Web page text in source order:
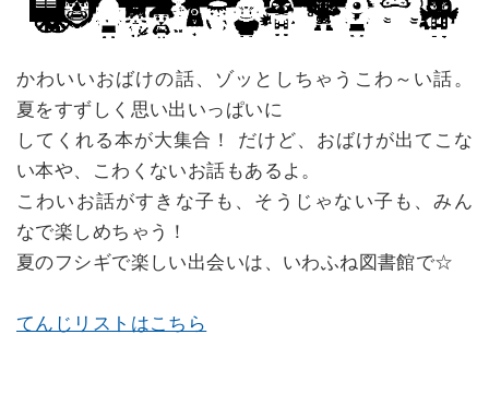
かわいいおばけの話、ゾッとしちゃうこわ～い話。
夏をすずしく思い出いっぱいに
してくれる本が大集合！ だけど、おばけが出てこな
い本や、こわくないお話もあるよ。
こわいお話がすきな子も、そうじゃない子も、みん
なで楽しめちゃう！
夏のフシギで楽しい出会いは、いわふね図書館で☆
てんじリストはこちら